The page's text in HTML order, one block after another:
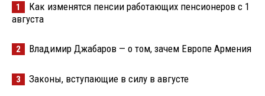
1
Как изменятся пенсии работающих пенсионеров с 1
августа
2 Владимир Джабаров — о том, зачем Европе Армения
3 Законы, вступающие в силу в августе